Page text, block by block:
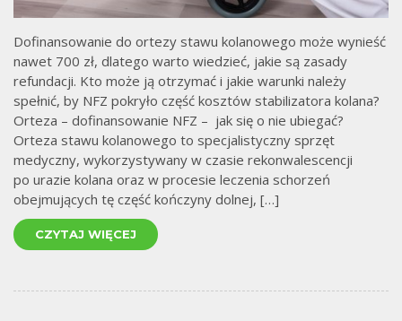
Dofinansowanie do ortezy stawu kolanowego może wynieść
nawet 700 zł, dlatego warto wiedzieć, jakie są zasady
refundacji. Kto może ją otrzymać i jakie warunki należy
spełnić, by NFZ pokryło część kosztów stabilizatora kolana?
Orteza – dofinansowanie NFZ – jak się o nie ubiegać?
Orteza stawu kolanowego to specjalistyczny sprzęt
medyczny, wykorzystywany w czasie rekonwalescencji
po urazie kolana oraz w procesie leczenia schorzeń
obejmujących tę część kończyny dolnej, […]
CZYTAJ WIĘCEJ